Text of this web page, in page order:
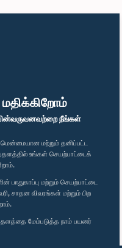
நீங்கள்
மென்மையான மற்றும் தனிப்பட்ட
உங்கள் செயற்பாட்டைக்
பாதுகாப்பு மற்றும் செயற்பாட்டை
சாதன விவரங்கள் மற்றும் பிற
மேம்படுத்த நாம் பயனர்